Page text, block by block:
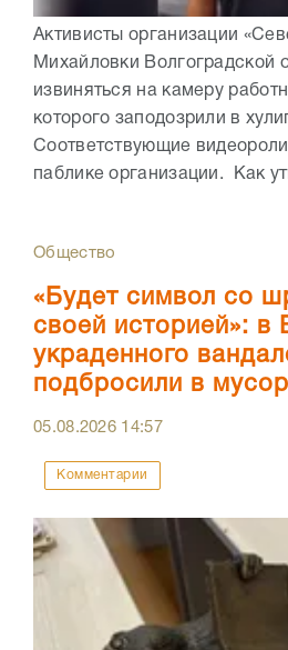
Активисты организации
Михайловки Волгоградской
извиняться на камеру
которого заподозрили в
Соответствующие
паблике организации. Как
Общество
«Будет символ со
своей историей»: в
украденного
подбросили в
05.08.2026 14:57
Комментарии